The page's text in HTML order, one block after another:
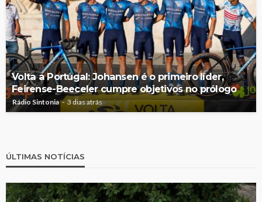
Volta a Portugal: Johansen é o primeiro líder,
Feirense-Beeceler cumpre objetivos no prólogo
Rádio Sintonia 3 dias atrás
ÚLTIMAS NOTÍCIAS